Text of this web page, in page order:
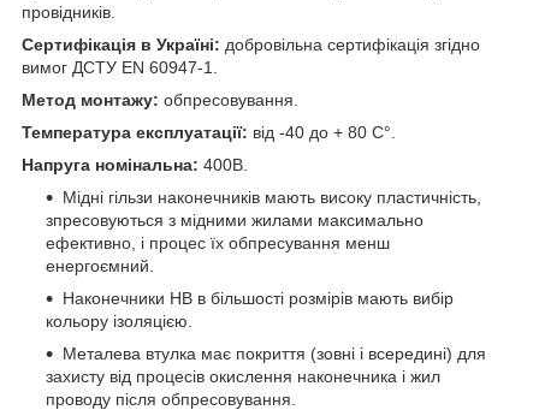
провідників.
Сертифікація в Україні: добровільна сертифікація згідно
вимог ДСТУ EN 60947-1.
Метод монтажу: обпресовування.
Температура експлуатації: від -40 до + 80 С°.
Напруга номінальна: 400В.
Мідні гільзи наконечників мають високу пластичність,
зпресовуються з мідними жилами максимально
ефективно, і процес їх обпресування менш
енергоємний.
Наконечники HB в більшості розмірів мають вибір
кольору ізоляцією.
Металева втулка має покриття (зовні і всередині) для
захисту від процесів окислення наконечника і жил
проводу після обпресовування.